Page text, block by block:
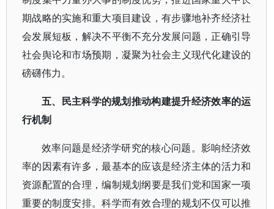
期战略的实施和重大项目建设，有步骤地补齐经济社
会发展短板，解决不平衡不充分发展问题，正确引导
社会舆论和市场预期，凝聚为社会主义现代化建设的
磅礴伟力。
五、民主科学的规划推动构建提升经济效率的运
行机制
效率问题是经济学研究的核心问题。影响经济效
率的因素有许多，最基本的应该是经济主体的活力和
资源配置的合理，编制规划纲要是我们党和国家一项
重要的制度安排。科学而有效合理的规划不仅可以推